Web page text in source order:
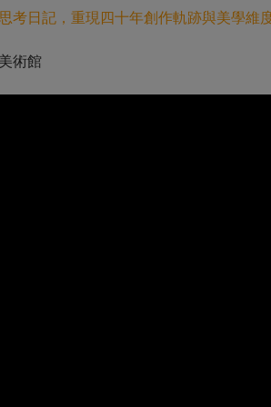
考日記，重現四十年創作軌跡與美學維
術館